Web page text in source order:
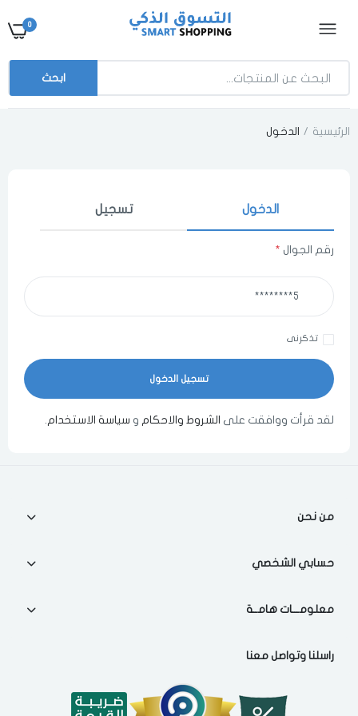
0
ابحث
الرئيسية الدخول
الدخول تسجيل
رقم الجوال *
تذكرنى
لقد قرأت ووافقت على الشروط والاحكام و سياسة الاستخدام.
من نحن
حسابي الشخصي
معلومـــات هامــة
راسلنا وتواصل معنا
اختر المدينة
اختر المدينة
فى حالة تغيير المدينة قد تفقد بعض او كل المنتجات التي تم اضافتها للسلة